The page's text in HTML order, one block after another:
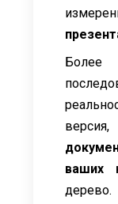
ваших
дерево.